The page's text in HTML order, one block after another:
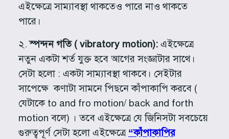
এইক্ষেত্রে সাম্যাবস্থা থাকতেও পারে নাও থাকতে
পারে।
২.স্পন্দন গতি ( vibratory motion):এইক্ষেত্রে
নতুন একটা শর্ত যুক্ত হবে আগের সংজ্ঞাটার সাথে।
সেটা হলো : একটা সাম্যাবস্থা থাকবে। সেইটার
সাপেক্ষে কণাটা সামনে পিছনে কাঁপাকাপি করবে (
যেটাকে to and fro motion/ back and forth
motion বলে) । তবে এইক্ষেত্রে যে জিনিসটা সবচেয়ে
গুরুত্বপূর্ণ সেটা হলো এইক্ষেত্রে “কাঁপাকাপির